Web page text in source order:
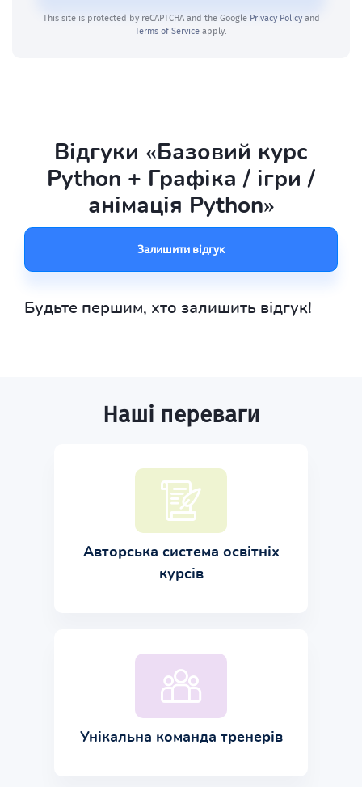
This site is protected by reCAPTCHA and the Google Privacy Policyand
Terms of Service apply.
Відгуки «Базовий курс
Python + Графіка / ігри /
анімація Python»
Залишити відгук
Будьте першим, хто залишить відгук!
Наші переваги
Авторська система освітніх
курсів
Унікальна команда тренерів